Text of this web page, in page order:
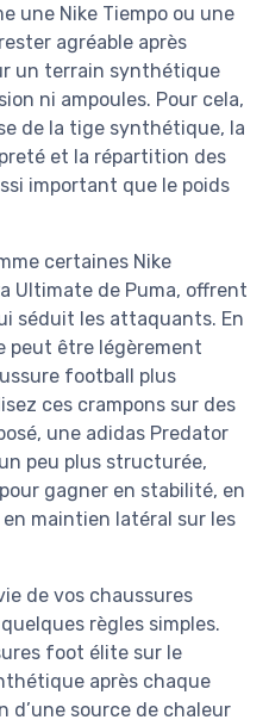
une Nike Tiempo ou une
agréable après
un terrain synthétique
ni ampoules. Pour cela,
de la tige synthétique, la
et la répartition des
important que le poids
certaines Nike
Ultimate de Puma, offrent
séduit les attaquants. En
peut être légèrement
football plus
ces crampons sur des
une adidas Predator
peu plus structurée,
gagner en stabilité, en
maintien latéral sur les
de vos chaussures
règles simples.
foot élite sur le
après chaque
d’une source de chaleur